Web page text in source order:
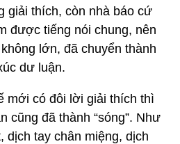
giải thích, còn nhà báo cứ
được tiếng nói chung, nên
lớn, đã chuyển thành
dư luận.
mới có đôi lời giải thích thì
cũng đã thành “sóng”. Như
dịch tay chân miệng, dịch